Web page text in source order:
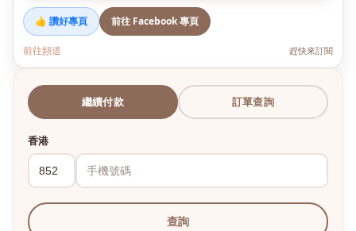
👍 讚好專頁 前往 Facebook 專頁
前往頻道 趕快來訂閱
繼續付款 訂單查詢
香港
查詢